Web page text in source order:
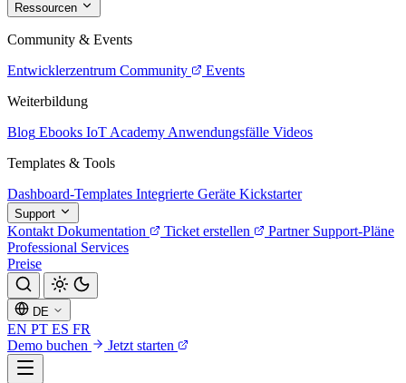
Ressourcen
Community & Events
Entwicklerzentrum Community
Events
Weiterbildung
Blog Ebooks IoT Academy Anwendungsfälle Videos
Templates & Tools
Dashboard-Templates Integrierte Geräte Kickstarter
Support
Kontakt Dokumentation Ticket erstellen Partner Support-Pläne
Professional Services
Preise
DE
EN PT ES FR
Demo buchen
Jetzt starten